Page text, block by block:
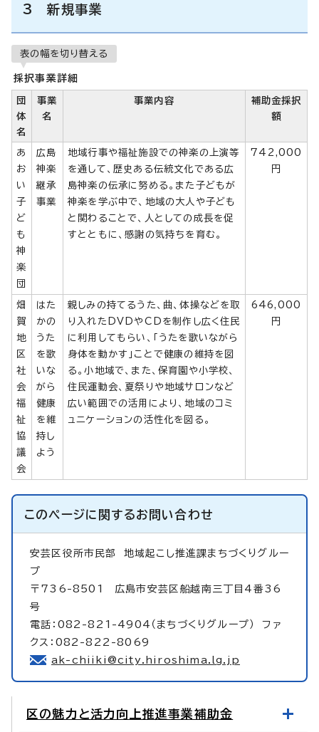
3 新規事業
表の幅を切り替える
採択事業詳細
団
体
名
事業
名
事業内容
補助金採択
額
あ
お
い
子
ど
も
神
楽
団
広島
神楽
継承
事業
地域行事や福祉施設での神楽の上演等
を通して、歴史ある伝統文化である広
島神楽の伝承に努める。また子どもが
神楽を学ぶ中で、地域の大人や子ども
と関わることで、人としての成長を促
すとともに、感謝の気持ちを育む。
742,000
円
畑
賀
地
区
社
会
福
祉
協
議
会
はた
かの
うた
を歌
いな
がら
健康
を維
持し
よう
親しみの持てるうた、曲、体操などを取
り入れたDVDやCDを制作し広く住民
に利用してもらい、「うたを歌いながら
身体を動かす」ことで健康の維持を図
る。小地域で、また、保育園や小学校、
住民運動会、夏祭りや地域サロンなど
広い範囲での活用により、地域のコミ
ュニケーションの活性化を図る。
646,000
円
このページに関するお問い合わせ
安芸区役所市民部 地域起こし推進課まちづくりグルー
プ
〒736-8501 広島市安芸区船越南三丁目4番36
号
電話：082-821-4904（まちづくりグループ） ファ
クス：082-822-8069
ak-chiiki@city.hiroshima.lg.jp
区の魅力と活力向上推進事業補助金